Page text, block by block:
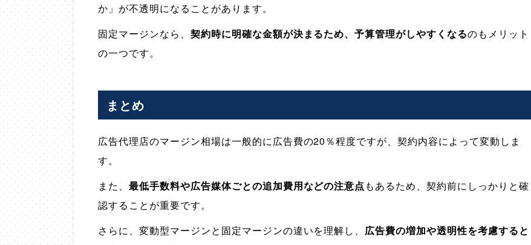
か」が不透明になることがあります。
固定マージンなら、 契約時に明確な金額が決まるため、予算管理がしやすくなるのもメリット
の一つです。
まとめ
広告代理店のマージン相場は一般的に広告費の20％程度ですが、契約内容によって変動しま
す。
また、最低手数料や広告媒体ごとの追加費用などの注意点 もあるため、契約前にしっかりと確
認することが重要です。
さらに、変動型マージンと固定マージンの違いを理解し、 広告費の増加や透明性を考慮すると